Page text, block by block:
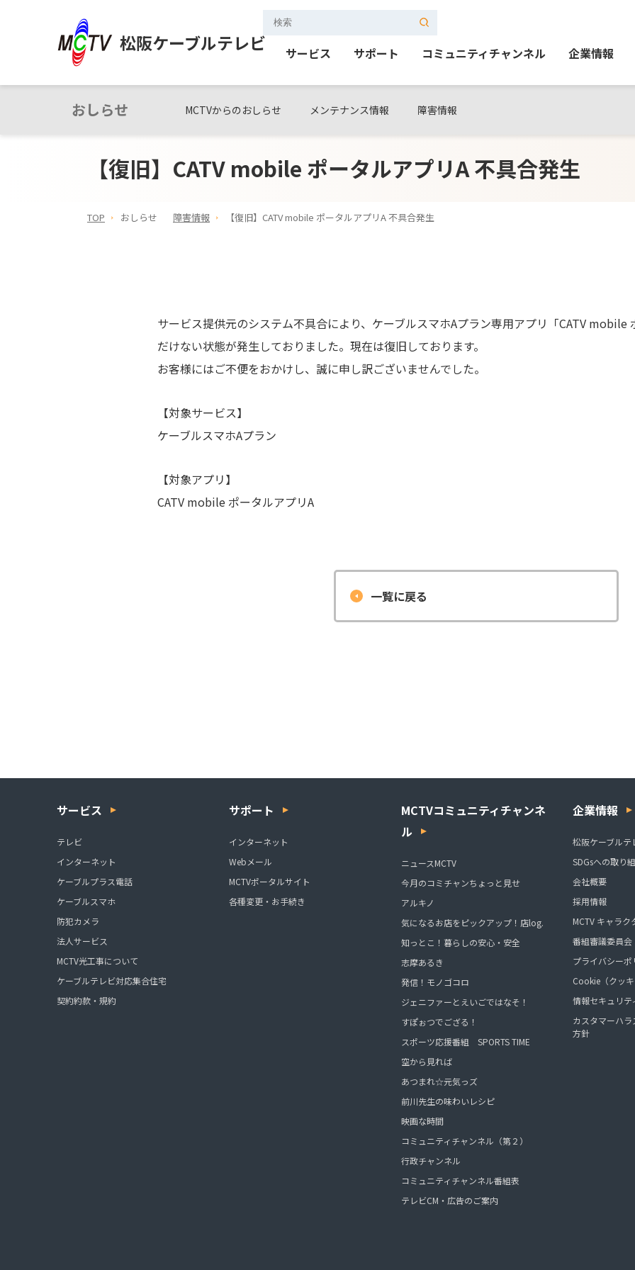
松阪ケーブルテレビ サービス サポート コミュニティチャンネル 企業情報
おしらせ MCTVからのおしらせ メンテナンス情報 障害情報
【復旧】CATV mobile ポータルアプリA 不具合発生
TOP おしらせ 障害情報 【復旧】CATV mobile ポータルアプリA 不具合発生
サービス提供元のシステム不具合により、ケーブルスマホAプラン専用アプリ「CATV mobile
だけない状態が発生しておりました。現在は復旧しております。
お客様にはご不便をおかけし、誠に申し訳ございませんでした。
【対象サービス】
ケーブルスマホAプラン
【対象アプリ】
CATV mobile ポータルアプリA
一覧に戻る
サービス
テレビ
インターネット
ケーブルプラス電話
ケーブルスマホ
防犯カメラ
法人サービス
MCTV光工事について
ケーブルテレビ対応集合住宅
契約約款・規約
サポート
インターネット
Webメール
MCTVポータルサイト
各種変更・お手続き
MCTVコミュニティチャンネ
ル
ニュースMCTV
今月のコミチャンちょっと見せ
アルキノ
気になるお店をピックアップ！店log.
知っとこ！暮らしの安心・安全
志摩あるき
発信！モノゴコロ
ジェニファーとえいごではなそ！
すぽぉつでござる！
スポーツ応援番組 SPORTS TIME
空から見れば
あつまれ☆元気っズ
前川先生の味わいレシピ
映画な時間
コミュニティチャンネル（第２）
行政チャンネル
コミュニティチャンネル番組表
テレビCM・広告のご案内
企業情報
松阪ケーブルテ
SDGsへの取り
会社概要
採用情報
MCTV キャラク
番組審議委員
プライバシーポ
Cookie（クッ
情報セキュリテ
カスタマーハ
方針